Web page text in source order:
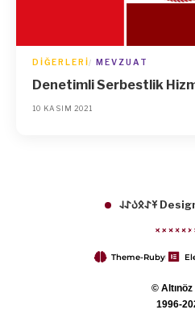
DIĞERLERI MEVZUAT
Denetimli Serbestlik
10 KASIM 2021
𐱁𐰀𐰋𐰉𐰀𐰞
Theme-Ruby
© Altınöz
1996-